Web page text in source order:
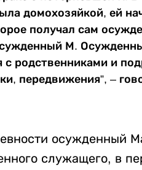
домохозяйкой, ей
получал сам
М.
родственниками и
передвижения”, –
осужденный
служащего, в